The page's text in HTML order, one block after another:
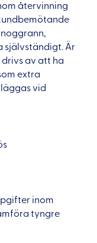
återvinning
noggrann,
självständigt. Är
av att ha
extra
vid
inom
tyngre